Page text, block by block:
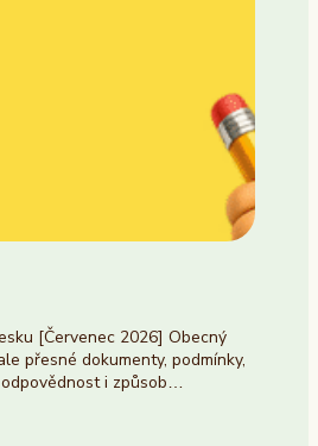
[Červenec 2026] Obecný
přesné dokumenty, podmínky,
i způsob…